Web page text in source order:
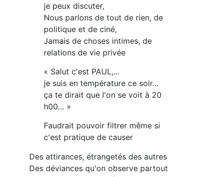
je peux discuter,
Nous parlons de tout de rien, de
politique et de ciné,
Jamais de choses intimes, de
relations de vie privée
« Salut c'est PAUL,...
je suis en température ce soir...
ça te dirait que l'on se voit à 20
h00… »
Faudrait pouvoir filtrer même si
c'est pratique de causer
Des attirances, étrangetés des autres
Des déviances qu'on observe partout